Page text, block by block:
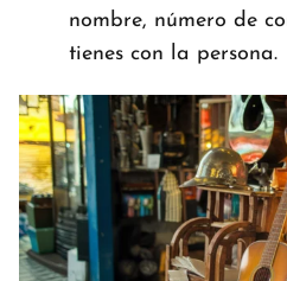
nombre, número de
tienes con la persona.